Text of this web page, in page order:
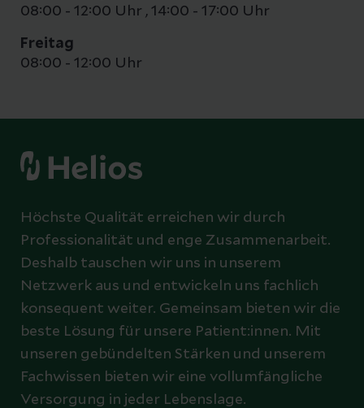
08:00 - 12:00 Uhr , 14:00 - 17:00 Uhr
Freitag
08:00 - 12:00 Uhr
Höchste Qualität erreichen wir durch
Professionalität und enge Zusammenarbeit.
Deshalb tauschen wir uns in unserem
Netzwerk aus und entwickeln uns fachlich
konsequent weiter. Gemeinsam bieten wir die
beste Lösung für unsere Patient:innen. Mit
unseren gebündelten Stärken und unserem
Fachwissen bieten wir eine vollumfängliche
Versorgung in jeder Lebenslage.